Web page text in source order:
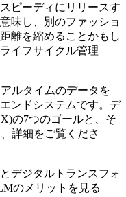
ピーディにリリースす
味し、別のファッショ
離を縮めることかもし
イフサイクル管理
ルタイムのデータを
ンドシステムです。デ
の7つのゴールと、そ
詳細をご覧くださ
デジタルトランスフォ
のメリットを見る